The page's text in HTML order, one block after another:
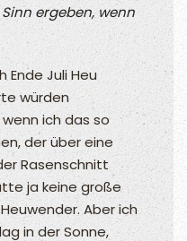
ergeben, wenn
Ende Juli Heu
würden
ich das so
der über eine
Rasenschnitt
ja keine große
Aber ich
in der Sonne,